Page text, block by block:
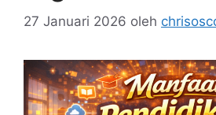
27 Januari 2026 oleh